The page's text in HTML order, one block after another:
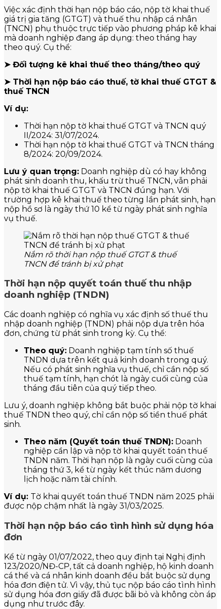
Việc xác định thời hạn nộp báo cáo, nộp tờ khai thuế
giá trị gia tăng (GTGT) và thuế thu nhập cá nhân
(TNCN) phụ thuộc trực tiếp vào phương pháp kê khai
mà doanh nghiệp đang áp dụng: theo tháng hay
theo quý. Cụ thể:
➤ Đối tượng kê khai thuế theo tháng/theo quý
➤ Thời hạn nộp báo cáo thuế, tờ khai thuế GTGT &
thuế TNCN
Ví dụ:
Thời hạn nộp tờ khai thuế GTGT và TNCN quý
II/2024: 31/07/2024.
Thời hạn nộp tờ khai thuế GTGT và TNCN tháng
8/2024: 20/09/2024.
Lưu ý quan trọng: Doanh nghiệp dù có hay không
phát sinh doanh thu, khấu trừ thuế TNCN, vẫn phải
nộp tờ khai thuế GTGT và TNCN đúng hạn. Với
trường hợp kê khai thuế theo từng lần phát sinh, hạn
nộp hồ sơ là ngày thứ 10 kể từ ngày phát sinh nghĩa
vụ thuế.
Nắm rõ thời hạn nộp thuế GTGT & thuế
TNCN để tránh bị xử phạt
Thời hạn nộp quyết toán thuế thu nhập
doanh nghiệp (TNDN)
Các doanh nghiệp có nghĩa vụ xác định số thuế thu
nhập doanh nghiệp (TNDN) phải nộp dựa trên hóa
đơn, chứng từ phát sinh trong kỳ. Cụ thể:
Theo quý: Doanh nghiệp tạm tính số thuế
TNDN dựa trên kết quả kinh doanh trong quý.
Nếu có phát sinh nghĩa vụ thuế, chỉ cần nộp số
thuế tạm tính, hạn chót là ngày cuối cùng của
tháng đầu tiên của quý tiếp theo.
Lưu ý, doanh nghiệp không bắt buộc phải nộp tờ khai
thuế TNDN theo quý, chỉ cần nộp số tiền thuế phát
sinh.
Theo năm (Quyết toán thuế TNDN): Doanh
nghiệp cần lập và nộp tờ khai quyết toán thuế
TNDN năm. Thời hạn nộp là ngày cuối cùng của
tháng thứ 3, kể từ ngày kết thúc năm dương
lịch hoặc năm tài chính.
Ví dụ: Tờ khai quyết toán thuế TNDN năm 2025 phải
được nộp chậm nhất là ngày 31/03/2025.
Thời hạn nộp báo cáo tình hình sử dụng hóa
đơn
Kể từ ngày 01/07/2022, theo quy định tại Nghị định
123/2020/NĐ-CP, tất cả doanh nghiệp, hộ kinh doanh
cá thể và cá nhân kinh doanh đều bắt buộc sử dụng
hóa đơn điện tử. Vì vậy, thủ tục nộp báo cáo tình hình
sử dụng hóa đơn giấy đã được bãi bỏ và không còn áp
dụng như trước đây.